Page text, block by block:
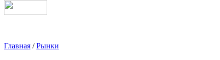
Главная /Рынки